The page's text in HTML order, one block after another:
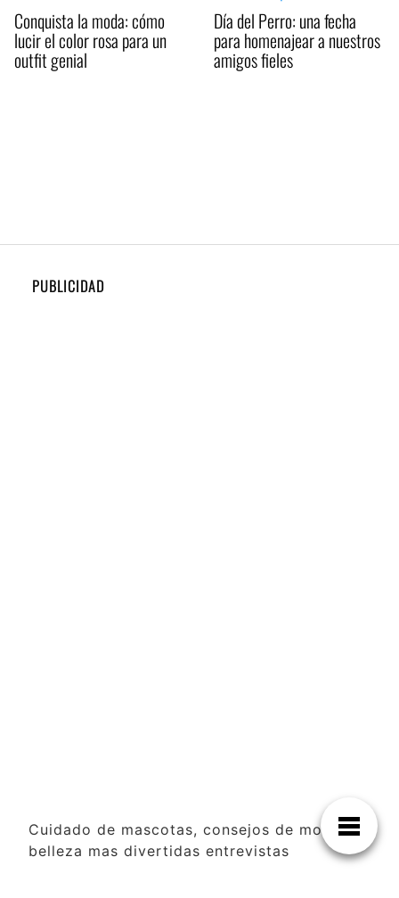
Conquista la moda: cómo
lucir el color rosa para un
outfit genial
Día del Perro: una fecha
para homenajear a nuestros
amigos fieles
PUBLICIDAD
Cuidado de mascotas, consejos de moda y
belleza mas divertidas entrevistas